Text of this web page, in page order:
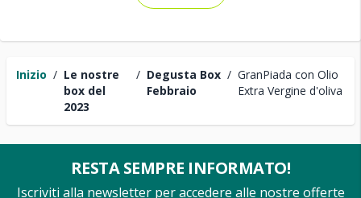
Inizio / Le nostre
box del
2023
/ Degusta Box
Febbraio
/ GranPiada con Olio
Extra Vergine d'oliva
RESTA SEMPRE INFORMATO!
Iscriviti alla newsletter per accedere alle nostre offerte